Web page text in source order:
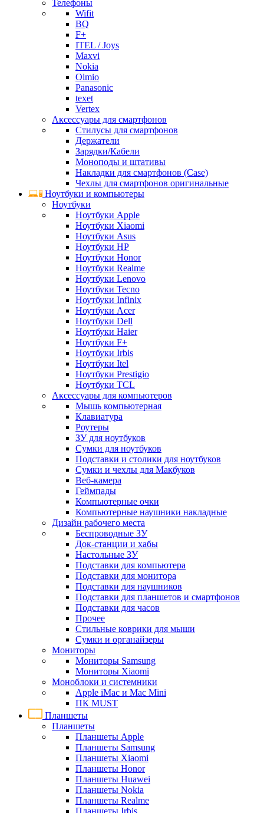
Телефоны
Wifit
BQ
F+
ITEL / Joys
Maxvi
Nokia
Olmio
Panasonic
texet
Vertex
Аксессуары для смартфонов
Стилусы для смартфонов
Держатели
Зарядки/Кабели
Моноподы и штативы
Накладки для смартфонов (Case)
Чехлы для смартфонов оригинальные
Ноутбуки и компьютеры
Ноутбуки
Ноутбуки Apple
Ноутбуки Xiaomi
Ноутбуки Asus
Ноутбуки HP
Ноутбуки Honor
Ноутбуки Realme
Ноутбуки Lenovo
Ноутбуки Tecno
Ноутбуки Infinix
Ноутбуки Acer
Ноутбуки Dell
Ноутбуки Haier
Ноутбуки F+
Ноутбуки Irbis
Ноутбуки Itel
Ноутбуки Prestigio
Ноутбуки TCL
Аксессуары для компьютеров
Мышь компьютерная
Клавиатура
Роутеры
ЗУ для ноутбуков
Сумки для ноутбуков
Подставки и столики для ноутбуков
Сумки и чехлы для Макбуков
Веб-камера
Геймпады
Компьютерные очки
Компьютерные наушники накладные
Дизайн рабочего места
Беспроводные ЗУ
Док-станции и хабы
Настольные ЗУ
Подставки для компьютера
Подставки для монитора
Подставки для наушников
Подставки для планшетов и смартфонов
Подставки для часов
Прочее
Стильные коврики для мыши
Сумки и органайзеры
Мониторы
Мониторы Samsung
Мониторы Xiaomi
Моноблоки и системники
Apple iMac и Mac Mini
ПК MUST
Планшеты
Планшеты
Планшеты Apple
Планшеты Samsung
Планшеты Xiaomi
Планшеты Honor
Планшеты Huawei
Планшеты Nokia
Планшеты Realme
Планшеты Irbis